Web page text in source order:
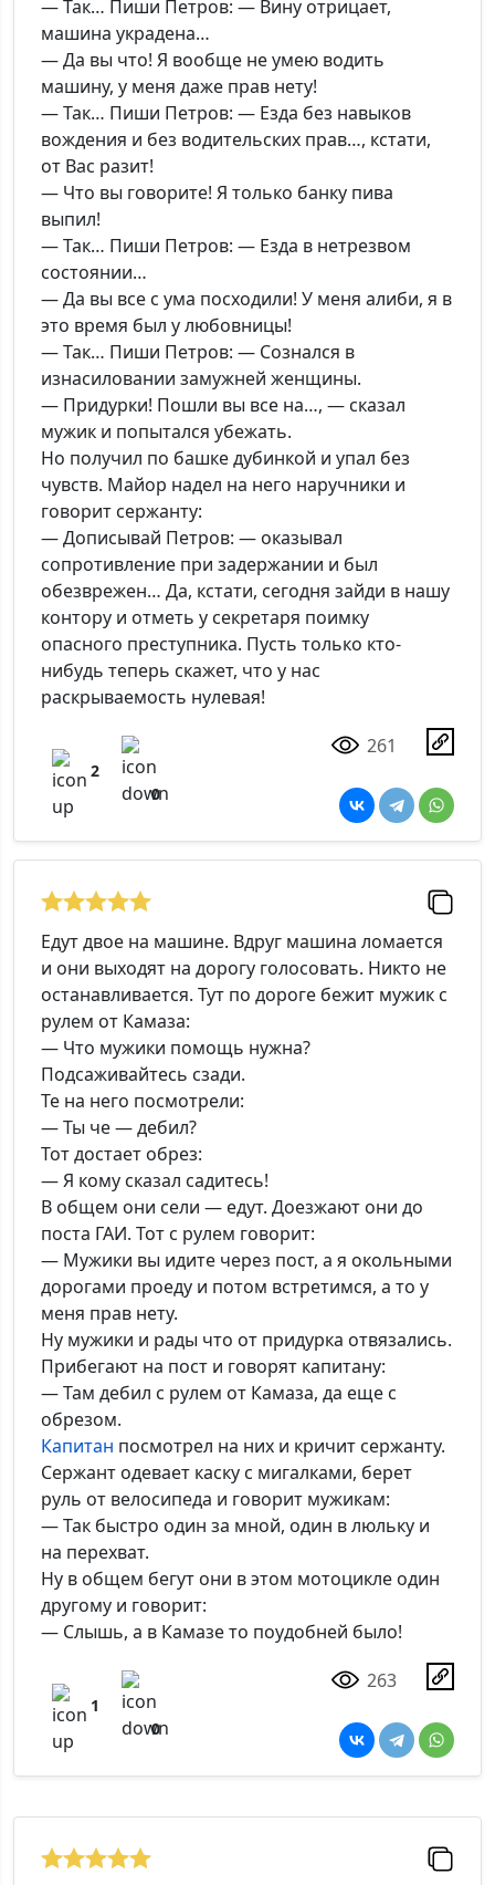
— Так… Пиши Петров: — Вину отрицает,
машина украдена…
— Да вы что! Я вообще не умею водить
машину, у меня даже прав нету!
— Так… Пиши Петров: — Езда без навыков
вождения и без водительских прав…, кстати,
от Вас разит!
— Что вы говорите! Я только банку пива
выпил!
— Так… Пиши Петров: — Езда в нетрезвом
состоянии…
— Да вы все с ума посходили! У меня алиби, я в
это время был у любовницы!
— Так… Пиши Петров: — Сознался в
изнасиловании замужней женщины.
— Придурки! Пошли вы все на…, — сказал
мужик и попытался убежать.
Но получил по башке дубинкой и упал без
чувств. Майор надел на него наручники и
говорит сержанту:
— Дописывай Петров: — оказывал
сопротивление при задержании и был
обезврежен… Да, кстати, сегодня зайди в нашу
контору и отметь у секретаря поимку
опасного преступника. Пусть только кто-
нибудь теперь скажет, что у нас
раскрываемость нулевая!
2
0
261
Едут двое на машине. Вдруг машина ломается
и они выходят на дорогу голосовать. Никто не
останавливается. Тут по дороге бежит мужик с
рулем от Камаза:
— Что мужики помощь нужна?
Подсаживайтесь сзади.
Те на него посмотрели:
— Ты че — дебил?
Тот достает обрез:
— Я кому сказал садитесь!
В общем они сели — едут. Доезжают они до
поста ГАИ. Тот с рулем говорит:
— Мужики вы идите через пост, а я окольными
дорогами проеду и потом встретимся, а то у
меня прав нету.
Ну мужики и рады что от придурка отвязались.
Прибегают на пост и говорят капитану:
— Там дебил с рулем от Камаза, да еще с
обрезом.
Капитан посмотрел на них и кричит сержанту.
Сержант одевает каску с мигалками, берет
руль от велосипеда и говорит мужикам:
— Так быстро один за мной, один в люльку и
на перехват.
Ну в общем бегут они в этом мотоцикле один
другому и говорит:
— Слышь, а в Камазе то поудобней было!
1
0
263